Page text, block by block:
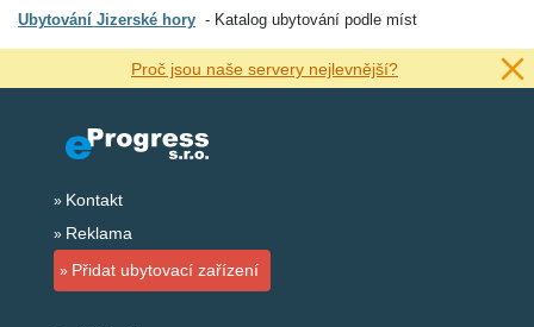
Ubytování Jizerské hory
Katalog ubytování podle míst
Proč jsou naše servery nejlevnější?
Kontakt
Reklama
Přidat ubytovací zařízení